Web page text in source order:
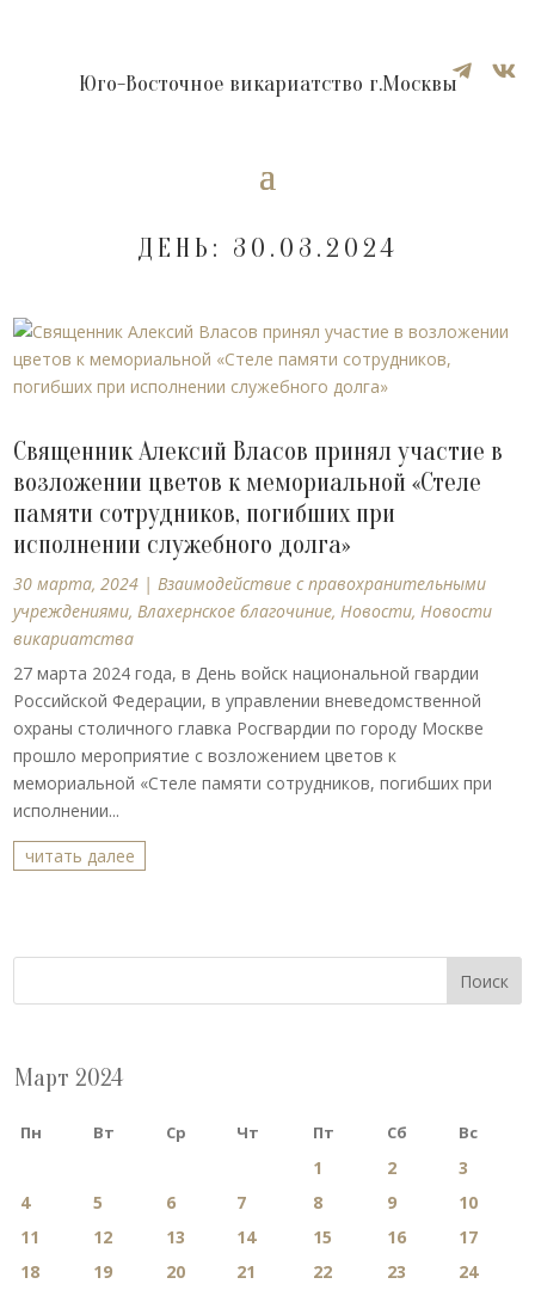
 
Юго-Восточное викариатство г.Москвы
ДЕНЬ: 30.03.2024
Священник Алексий Власов принял участие в
возложении цветов к мемориальной «Стеле
памяти сотрудников, погибших при
исполнении служебного долга»
30 марта, 2024 |Взаимодействие с правохранительными
учреждениями,Влахернское благочиние,Новости,Новости
викариатства
27 марта 2024 года, в День войск национальной гвардии
Российской Федерации, в управлении вневедомственной
охраны столичного главка Росгвардии по городу Москве
прошло мероприятие с возложением цветов к
мемориальной «Стеле памяти сотрудников, погибших при
исполнении...
читать далее
Поиск
Март 2024
Пн Вт Ср Чт Пт Сб Вс
1 2
3
4
5 6 7 8 9
10
11
12 13 14 15 16
17
18
19 20 21 22 23
24